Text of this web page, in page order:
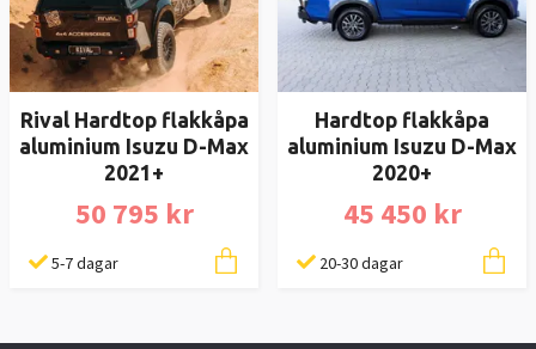
Rival Hardtop flakkåpa
aluminium Isuzu D-Max
2021+
50 795 kr
5-7 dagar
Hardtop flakkåpa
aluminium Isuzu D-Max
2020+
45 450 kr
20-30 dagar